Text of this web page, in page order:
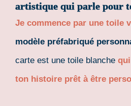
artistique qui parle pour
Je commence par une toile
modèle préfabriqué
carte est une toile blanche
ton histoire prêt à être